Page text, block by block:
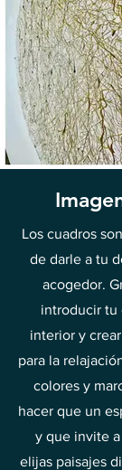
Los cuadros
de darle a tu
acogedor.
introducir tu
interior y
para la
colores y
hacer que un
y que invite a
elijas paisajes